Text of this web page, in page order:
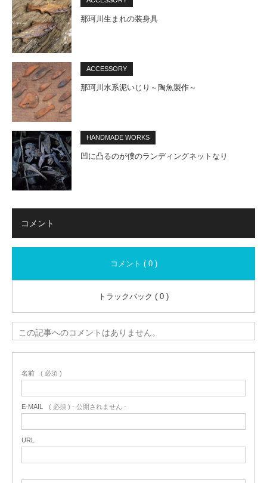
那珂川生まれの装身具
ACCESSORY
那珂川水系泥いじり～陶魚製作～
HANDMADE WORKS
凹に凸るのが僕のランディングネットなり
コメント
コメント ( 0 )
トラックバック ( 0 )
この記事へのコメントはありません。
名前 ( 必須 )
E-MAIL ( 必須 ) - 公開されません -
URL